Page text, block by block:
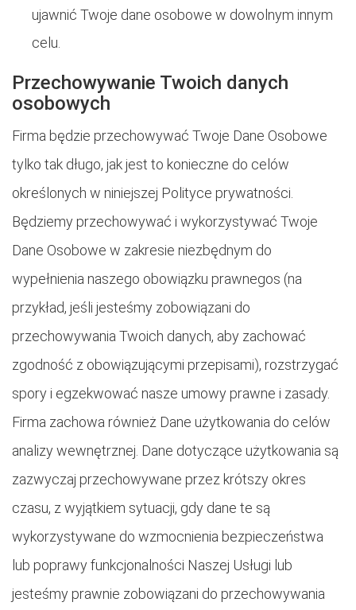
ujawnić Twoje dane osobowe w dowolnym innym
celu.
Przechowywanie Twoich danych
osobowych
Firma będzie przechowywać Twoje Dane Osobowe
tylko tak długo, jak jest to konieczne do celów
określonych w niniejszej Polityce prywatności.
Będziemy przechowywać i wykorzystywać Twoje
Dane Osobowe w zakresie niezbędnym do
wypełnienia naszego obowiązku prawnegos (na
przykład, jeśli jesteśmy zobowiązani do
przechowywania Twoich danych, aby zachować
zgodność z obowiązującymi przepisami), rozstrzygać
spory i egzekwować nasze umowy prawne i zasady.
Firma zachowa również Dane użytkowania do celów
analizy wewnętrznej. Dane dotyczące użytkowania są
zazwyczaj przechowywane przez krótszy okres
czasu, z wyjątkiem sytuacji, gdy dane te są
wykorzystywane do wzmocnienia bezpieczeństwa
lub poprawy funkcjonalności Naszej Usługi lub
jesteśmy prawnie zobowiązani do przechowywania